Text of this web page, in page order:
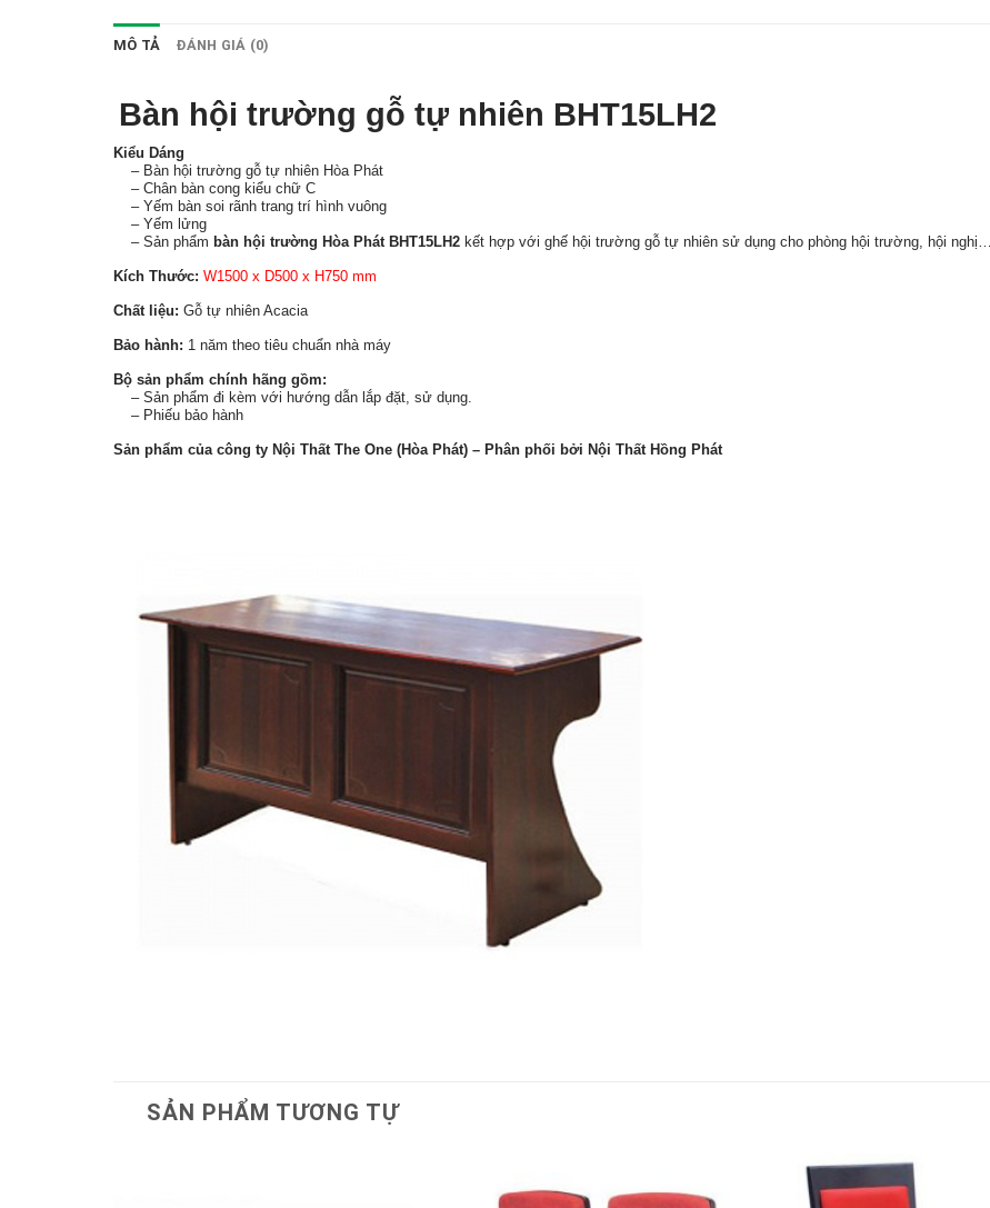
MÔ TẢ ĐÁNH GIÁ (0)
Bàn hội trường gỗ tự nhiên BHT15LH2
Kiểu Dáng
– Bàn hội trường gỗ tự nhiên Hòa Phát
– Chân bàn cong kiểu chữ C
– Yếm bàn soi rãnh trang trí hình vuông
– Yếm lửng
– Sản phẩm bàn hội trường Hòa Phát BHT15LH2 kết hợp với ghế hội trường gỗ tự nhiên sử dụng cho phòng hội trường, hội nghị….
Kích Thước: W1500 x D500 x H750 mm
Chất liệu: Gỗ tự nhiên Acacia
Bảo hành: 1 năm theo tiêu chuẩn nhà máy
Bộ sản phẩm chính hãng gồm:
– Sản phẩm đi kèm với hướng dẫn lắp đặt, sử dụng.
– Phiếu bảo hành
Sản phẩm của công ty Nội Thất The One (Hòa Phát) – Phân phối bởi Nội Thất Hồng Phát
SẢN PHẨM TƯƠNG TỰ